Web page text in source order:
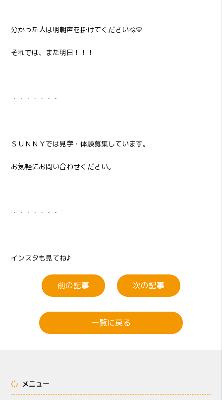
分かった人は明朝声を掛けてくださいね💛
それでは、また明日！！！
・・・・・・・
ＳＵＮＮＹでは見学・体験募集しています。
お気軽にお問い合わせください。
・・・・・・・
インスタも見てね♪
前の記事 次の記事
一覧に戻る
メニュー